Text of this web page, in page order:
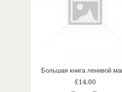
Большая книга ленивой
£14.00